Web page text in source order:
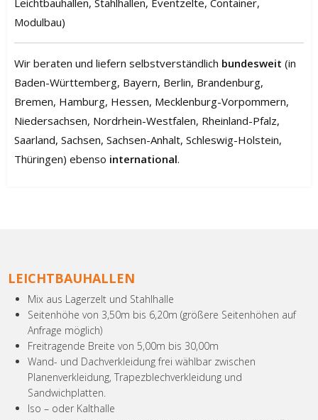
Modulbau)
Wir beraten und liefern selbstverständlich bundesweit (in
Baden-Württemberg, Bayern, Berlin, Brandenburg,
Bremen, Hamburg, Hessen, Mecklenburg-Vorpommern,
Niedersachsen, Nordrhein-Westfalen, Rheinland-Pfalz,
Saarland, Sachsen, Sachsen-Anhalt, Schleswig-Holstein,
Thüringen) ebenso international.
LEICHTBAUHALLEN
Mix aus Lagerzelt und Stahlhalle
Seitenhöhe von 3,50m bis 6,20m (größere Seitenhöhen auf
Anfrage möglich)
Freitragende Breite von 5,00m bis 30,00m
Wand- und Dachverkleidung frei wählbar zwischen
Planenverkleidung, Trapezblechverkleidung und
Sandwichplatten.
Iso – oder Kalthalle